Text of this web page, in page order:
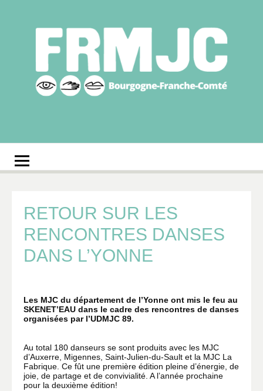
régionale des MJC
Bourgogne-Franche-
RETOUR SUR LES
RENCONTRES DANSES
DANS L’YONNE
Les MJC du département de l’Yonne ont mis le feu au
SKENET’EAU dans le cadre des rencontres de danses
organisées par l’UDMJC 89.
Au total 180 danseurs se sont produits avec les MJC
d’Auxerre, Migennes, Saint-Julien-du-Sault et la MJC La
Fabrique. Ce fût une première édition pleine d’énergie, de
joie, de partage et de convivialité. A l’année prochaine
pour la deuxième édition!